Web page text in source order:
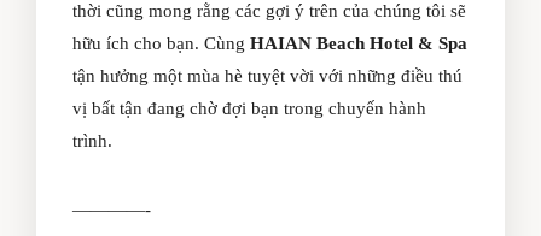
thời cũng mong rằng các gợi ý trên của chúng tôi sẽ
hữu ích cho bạn. Cùng HAIAN Beach Hotel & Spa
tận hưởng một mùa hè tuyệt vời với những điều thú
vị bất tận đang chờ đợi bạn trong chuyến hành
trình.
————-